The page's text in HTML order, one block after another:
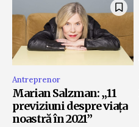
Antreprenor
Marian Salzman: „11
previziuni despre viața
noastră în 2021”